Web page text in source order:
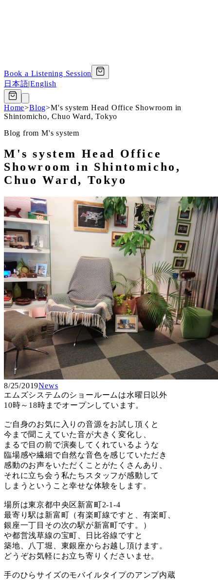
Book a Listening Session
日本語|English
Home>Blog>M's system Head Office Showroom in
Shintomicho, Chuo Ward, Tokyo
Blog from M's system
M's system Head Office
Showroom in Shintomicho,
Chuo Ward, Tokyo
8/25/2019News
エムズシステムのショールームは水曜日以外
10時～18時までオープンしています。
ご自身のお気に入りの音源をお試し頂くと
今まで聞こえていた音が大きく変化し、
まるで目の前で演奏してくれているような
臨場感や繊細で自然な音色を感じていただき
感動のお声をいただくことがたくさんあり、
それに立ち会う私たちスタッフが感動して
しまうということ幸せな体験をします。
場所は東京都中央区新富町2-1-4
最寄り駅は新富町（有楽町線ですと、有楽町、
銀座一丁目その次の駅が新富町です。）
や都営浅草線の宝町、日比谷線ですと
築地、八丁堀、東銀座からお越し頂けます。
どうぞお気軽にお立ち寄りくださいませ。
手のひらサイズのモバイルタイプのアンプ内蔵